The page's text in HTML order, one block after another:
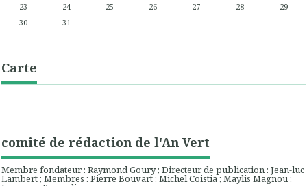
23
24 25 26 27 28
29
30
31
Carte
comité de rédaction de l'An Vert
Membre fondateur : Raymond Goury ; Directeur de publication : Jean-luc
Lambert ; Membres : Pierre Bouvart ; Michel Coistia ; Maylis Magnou ;